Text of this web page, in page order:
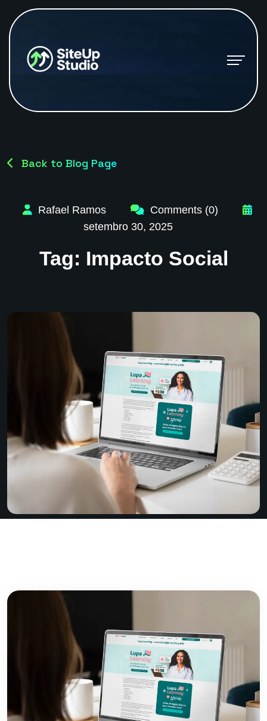
Back to Blog Page
Rafael Ramos
Comments (0)
setembro 30, 2025
Tag: Impacto Social